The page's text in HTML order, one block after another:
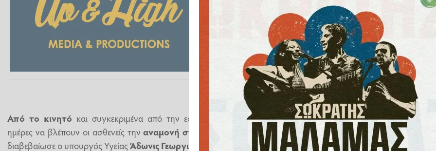
Από το κινητό και συγκεκριμένα από την εφαρμογή ΜyΗealth μπορούν σε λίγες
ημέρες να βλέπουν οι ασθενείς τηναναμονή στα
των νοσοκομείων όπως
διαβεβαίωσε ο υπουργός ΥγείαςΆδωνις Γεωργιάδης